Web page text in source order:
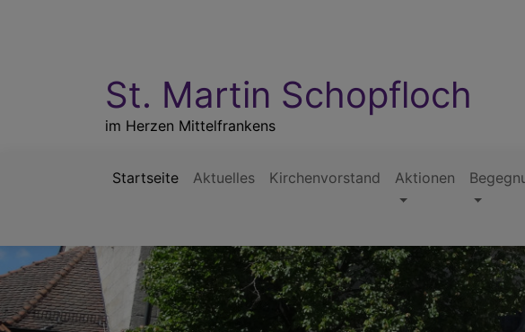
St. Martin Schopfloch
im Herzen Mittelfrankens
Startseite Aktuelles Kirchenvorstand Aktionen